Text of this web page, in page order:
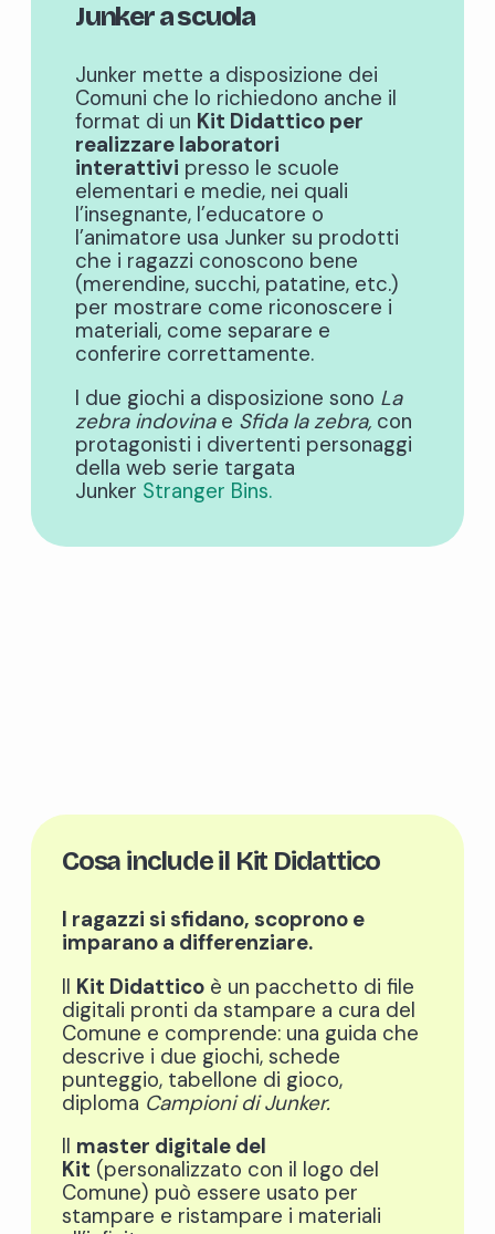
Junker a scuola
Junker mette a disposizione dei
Comuni che lo richiedono anche il
format di un Kit Didattico per
realizzare laboratori
interattivi presso le scuole
elementari e medie, nei quali
l’insegnante, l’educatore o
l’animatore usa Junker su prodotti
che i ragazzi conoscono bene
(merendine, succhi, patatine, etc.)
per mostrare come riconoscere i
materiali, come separare e
conferire correttamente.
I due giochi a disposizione sono La
zebra indovina e Sfida la zebra, con
protagonisti i divertenti personaggi
della web serie targata
Junker Stranger Bins.
Cosa include il Kit Didattico
I ragazzi si sfidano, scoprono e
imparano a differenziare.
Il Kit Didattico è un pacchetto di file
digitali pronti da stampare a cura del
Comune e comprende: una guida che
descrive i due giochi, schede
punteggio, tabellone di gioco,
diploma Campioni di Junker.
Il master digitale del
Kit (personalizzato con il logo del
Comune) può essere usato per
stampare e ristampare i materiali